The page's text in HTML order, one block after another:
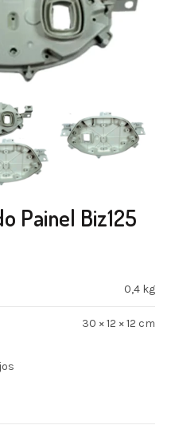
Painel Biz125
0,4 kg
30 × 12 × 12 cm